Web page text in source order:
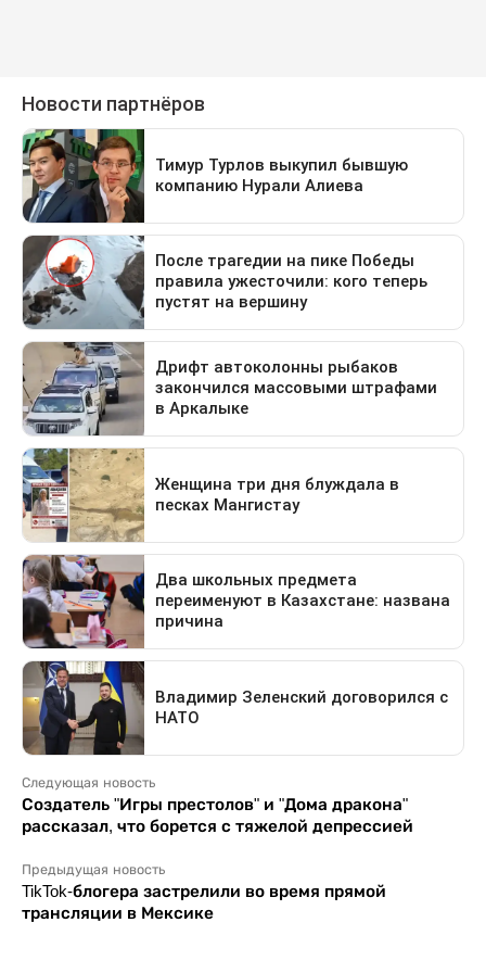
Следующая новость
Создатель "Игры престолов" и "Дома дракона"
рассказал, что борется с тяжелой депрессией
Предыдущая новость
TikTok-блогера застрелили во время прямой
трансляции в Мексике